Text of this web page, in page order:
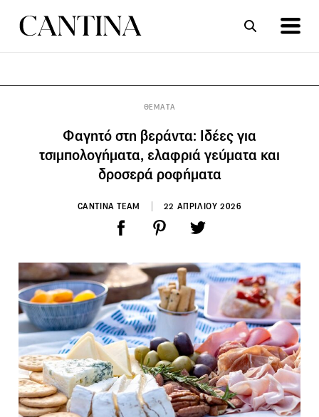
ΘΕΜΑΤΑ
Φαγητό στη βεράντα: Ιδέες για
τσιμπολογήματα, ελαφριά γεύματα και
δροσερά ροφήματα
CANTINA TEAM 22 ΑΠΡΙΛΙΟΥ 2026